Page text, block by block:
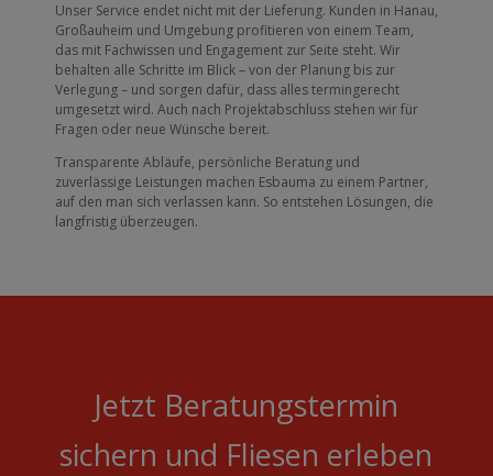
Unser Service endet nicht mit der Lieferung. Kunden in Hanau,
Großauheim und Umgebung profitieren von einem Team,
das mit Fachwissen und Engagement zur Seite steht. Wir
behalten alle Schritte im Blick – von der Planung bis zur
Verlegung – und sorgen dafür, dass alles termingerecht
umgesetzt wird. Auch nach Projektabschluss stehen wir für
Fragen oder neue Wünsche bereit.
Transparente Abläufe, persönliche Beratung und
zuverlässige Leistungen machen Esbauma zu einem Partner,
auf den man sich verlassen kann. So entstehen Lösungen, die
langfristig überzeugen.
Jetzt Beratungstermin
sichern und Fliesen erleben